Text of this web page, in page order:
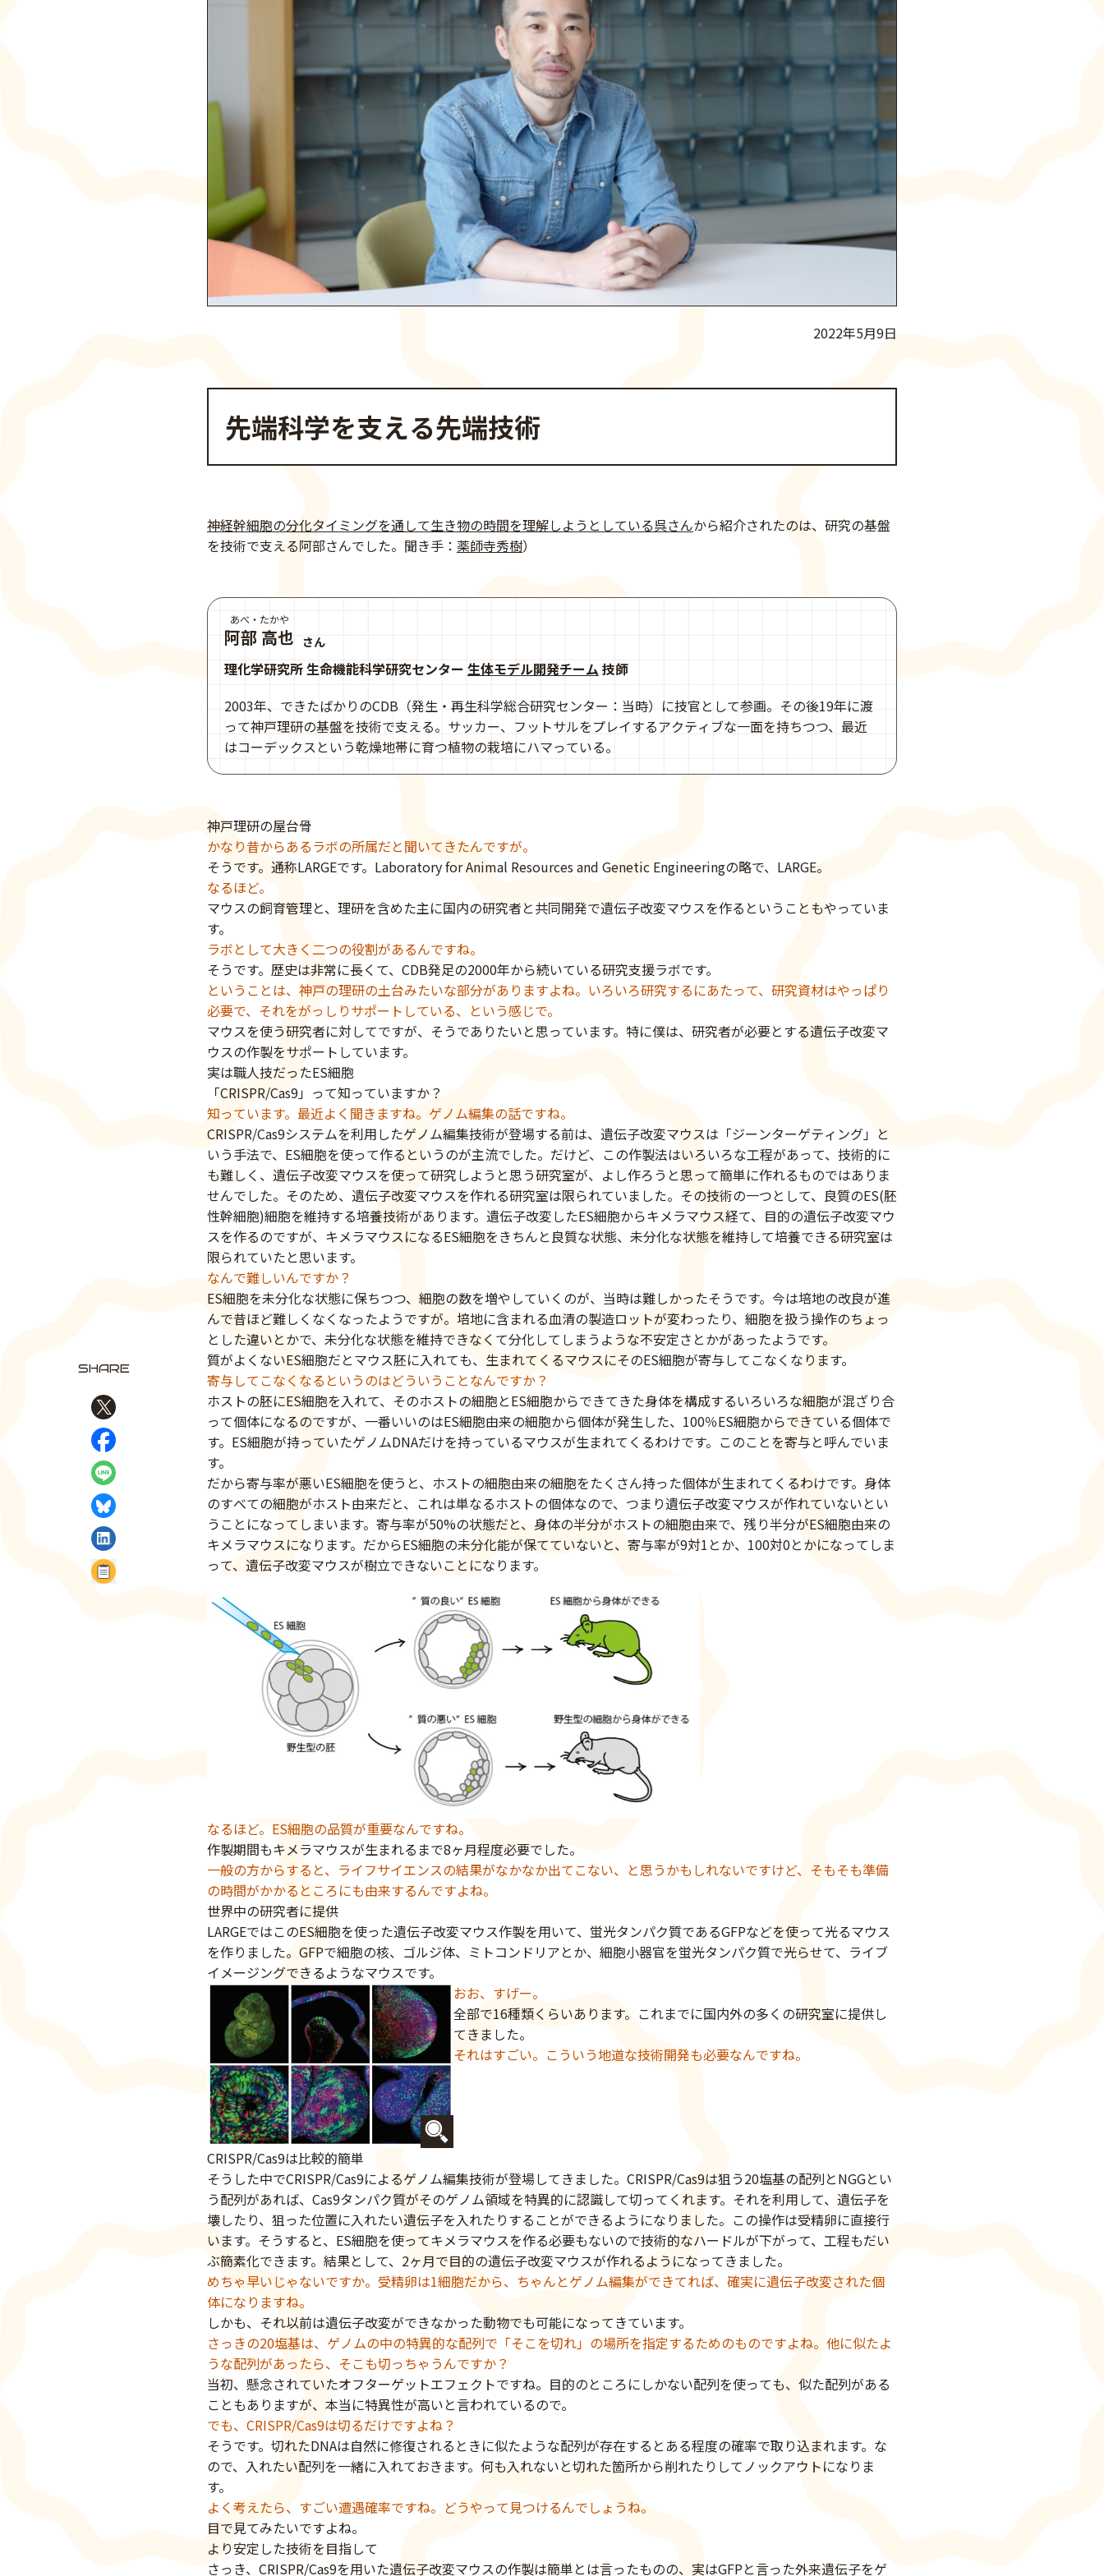
2022年5月9日
先端科学を支える先端技術
神経幹細胞の分化タイミングを通して生き物の時間を理解しようとしている呉さんから紹介されたのは、研究の基盤
を技術で支える阿部さんでした。聞き手： 薬師寺秀樹）
あべ・たかや
阿部 高也 さん
理化学研究所 生命機能科学研究センター 生体モデル開発チーム 技師
2003年、できたばかりのCDB（発生・再生科学総合研究センター：当時）に技官として参画。その後19年に渡
って神戸理研の基盤を技術で支える。サッカー、フットサルをプレイするアクティブな一面を持ちつつ、最近
はコーデックスという乾燥地帯に育つ植物の栽培にハマっている。
神戸理研の屋台骨
かなり昔からあるラボの所属だと聞いてきたんですが。
そうです。通称LARGEです。Laboratory for Animal Resources and Genetic Engineeringの略で、LARGE。
なるほど。
マウスの飼育管理と、理研を含めた主に国内の研究者と共同開発で遺伝子改変マウスを作るということもやっていま
す。
ラボとして大きく二つの役割があるんですね。
そうです。歴史は非常に長くて、CDB発足の2000年から続いている研究支援ラボです。
ということは、神戸の理研の土台みたいな部分がありますよね。いろいろ研究するにあたって、研究資材はやっぱり
必要で、それをがっしりサポートしている、という感じで。
マウスを使う研究者に対してですが、そうでありたいと思っています。特に僕は、研究者が必要とする遺伝子改変マ
ウスの作製をサポートしています。
実は職人技だったES細胞
「CRISPR/Cas9」って知っていますか？
知っています。最近よく聞きますね。ゲノム編集の話ですね。
CRISPR/Cas9システムを利用したゲノム編集技術が登場する前は、遺伝子改変マウスは「ジーンターゲティング」と
いう手法で、ES細胞を使って作るというのが主流でした。だけど、この作製法はいろいろな工程があって、技術的に
も難しく、遺伝子改変マウスを使って研究しようと思う研究室が、よし作ろうと思って簡単に作れるものではありま
せんでした。そのため、遺伝子改変マウスを作れる研究室は限られていました。その技術の一つとして、良質のES(胚
性幹細胞)細胞を維持する培養技術があります。遺伝子改変したES細胞からキメラマウス経て、目的の遺伝子改変マウ
スを作るのですが、キメラマウスになるES細胞をきちんと良質な状態、未分化な状態を維持して培養できる研究室は
限られていたと思います。
なんで難しいんですか？
ES細胞を未分化な状態に保ちつつ、細胞の数を増やしていくのが、当時は難しかったそうです。今は培地の改良が進
んで昔ほど難しくなくなったようですが。培地に含まれる血清の製造ロットが変わったり、細胞を扱う操作のちょっ
とした違いとかで、未分化な状態を維持できなくて分化してしまうような不安定さとかがあったようです。
質がよくないES細胞だとマウス胚に入れても、生まれてくるマウスにそのES細胞が寄与してこなくなります。
寄与してこなくなるというのはどういうことなんですか？
ホストの胚にES細胞を入れて、そのホストの細胞とES細胞からできてきた身体を構成するいろいろな細胞が混ざり合
って個体になるのですが、一番いいのはES細胞由来の細胞から個体が発生した、100％ES細胞からできている個体で
す。ES細胞が持っていたゲノムDNAだけを持っているマウスが生まれてくるわけです。このことを寄与と呼んでいま
す。
だから寄与率が悪いES細胞を使うと、ホストの細胞由来の細胞をたくさん持った個体が生まれてくるわけです。身体
のすべての細胞がホスト由来だと、これは単なるホストの個体なので、つまり遺伝子改変マウスが作れていないとい
うことになってしまいます。寄与率が50%の状態だと、身体の半分がホストの細胞由来で、残り半分がES細胞由来の
キメラマウスになります。だからES細胞の未分化能が保てていないと、寄与率が9対1とか、100対0とかになってしま
って、遺伝子改変マウスが樹立できないことになります。
なるほど。ES細胞の品質が重要なんですね。
作製期間もキメラマウスが生まれるまで8ヶ月程度必要でした。
一般の方からすると、ライフサイエンスの結果がなかなか出てこない、と思うかもしれないですけど、そもそも準備
の時間がかかるところにも由来するんですよね。
世界中の研究者に提供
LARGEではこのES細胞を使った遺伝子改変マウス作製を用いて、蛍光タンパク質であるGFPなどを使って光るマウス
を作りました。GFPで細胞の核、ゴルジ体、ミトコンドリアとか、細胞小器官を蛍光タンパク質で光らせて、ライブ
イメージングできるようなマウスです。
おお、すげー。
全部で16種類くらいあります。これまでに国内外の多くの研究室に提供し
てきました。
それはすごい。こういう地道な技術開発も必要なんですね。
CRISPR/Cas9は比較的簡単
そうした中でCRISPR/Cas9によるゲノム編集技術が登場してきました。CRISPR/Cas9は狙う20塩基の配列とNGGとい
う配列があれば、Cas9タンパク質がそのゲノム領域を特異的に認識して切ってくれます。それを利用して、遺伝子を
壊したり、狙った位置に入れたい遺伝子を入れたりすることができるようになりました。この操作は受精卵に直接行
います。そうすると、ES細胞を使ってキメラマウスを作る必要もないので技術的なハードルが下がって、工程もだい
ぶ簡素化できます。結果として、2ヶ月で目的の遺伝子改変マウスが作れるようになってきました。
めちゃ早いじゃないですか。受精卵は1細胞だから、ちゃんとゲノム編集ができてれば、確実に遺伝子改変された個
体になりますね。
しかも、それ以前は遺伝子改変ができなかった動物でも可能になってきています。
さっきの20塩基は、ゲノムの中の特異的な配列で「そこを切れ」の場所を指定するためのものですよね。他に似たよ
うな配列があったら、そこも切っちゃうんですか？
当初、懸念されていたオフターゲットエフェクトですね。目的のところにしかない配列を使っても、似た配列がある
こともありますが、本当に特異性が高いと言われているので。
でも、CRISPR/Cas9は切るだけですよね？
そうです。切れたDNAは自然に修復されるときに似たような配列が存在するとある程度の確率で取り込まれます。な
ので、入れたい配列を一緒に入れておきます。何も入れないと切れた箇所から削れたりしてノックアウトになりま
す。
よく考えたら、すごい遭遇確率ですね。どうやって見つけるんでしょうね。
目で見てみたいですよね。
より安定した技術を目指して
さっき、CRISPR/Cas9を用いた遺伝子改変マウスの作製は簡単とは言ったものの、実はGFPと言った外来遺伝子をゲ
SHARE
Xでシェア
Facebookでシェア
LINEでシェア
BlueSkyでシェア
LinkedInでシェア